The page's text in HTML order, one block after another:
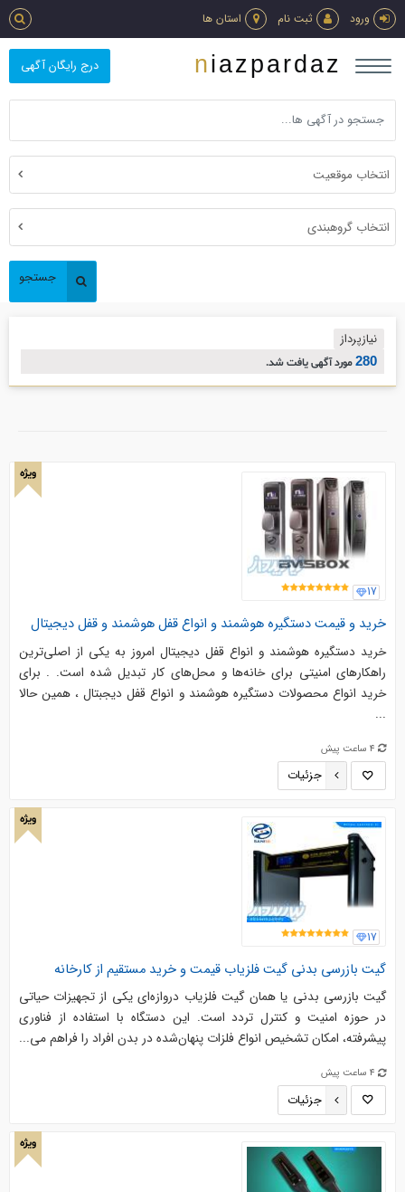
ورود ثبت نام استان ها
درج رایگان آگهی niazpardaz
انتخاب موقعیت
انتخاب گروهبندی
جستجو
نیازپرداز
280مورد آگهی یافت شد.
ویژه
17
خرید و قیمت دستگیره هوشمند و انواع قفل هوشمند و قفل دیجیتال
خرید دستگیره هوشمند و انواع قفل دیجیتال امروز به یکی از اصلی‌ترین
راهکارهای امنیتی برای خانه‌ها و محل‌های کار تبدیل شده است. . برای
خرید انواع محصولات دستگیره هوشمند و انواع قفل دیجبتال ، همین حالا
...
4 ساعت پیش
جزئیات
ویژه
17
گیت بازرسی بدنی گیت فلزیاب قیمت و خرید مستقیم از کارخانه
گیت بازرسی بدنی یا همان گیت فلزیاب دروازه‌ای یکی از تجهیزات حیاتی
در حوزه امنیت و کنترل تردد است. این دستگاه با استفاده از فناوری
پیشرفته، امکان تشخیص انواع فلزات پنهان‌شده در بدن افراد را فراهم می‌...
4 ساعت پیش
جزئیات
ویژه